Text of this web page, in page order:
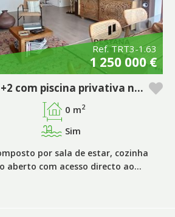
Ref. TRT3-1.63
1 250 000 €
Apartamento T1+2 com piscina privativa no empreendimento Pestana Tróia Eco Resort & Residences
0 m2
Sim
por sala de estar, cozinha
aberto com acesso directo ao…